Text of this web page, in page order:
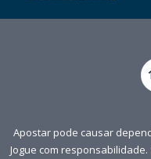
Apostar pode causar
Jogue com